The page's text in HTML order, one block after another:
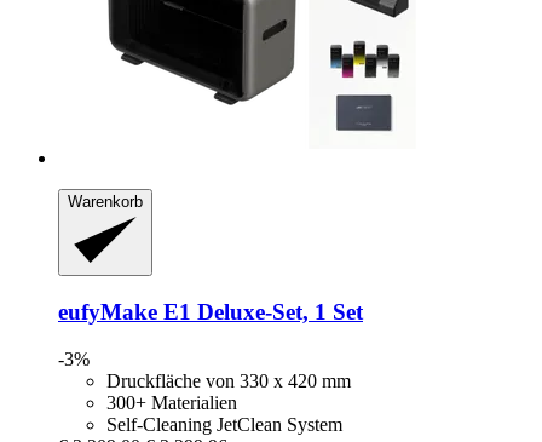
Warenkorb
eufyMake E1 Deluxe-​Set, 1 Set
-3%
Druckfläche von 330 x 420 mm
300+ Materialien
Self-Cleaning JetClean System